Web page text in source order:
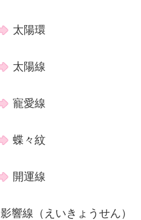
太陽環
太陽線
寵愛線
蝶々紋
開運線
影響線（えいきょうせん）